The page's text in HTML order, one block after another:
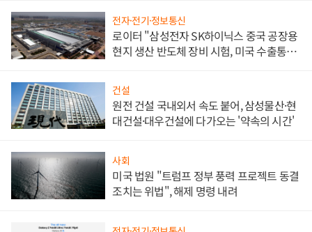
전자·전기·정보통신
로이터 "삼성전자 SK하이닉스 중국 공장용
현지 생산 반도체 장비 시험, 미국 수출통제
건설
원전 건설 국내외서 속도 붙어, 삼성물산·현
대건설·대우건설에 다가오는 '약속의 시간'
사회
미국 법원 "트럼프 정부 풍력 프로젝트 동결
조치는 위법", 해제 명령 내려